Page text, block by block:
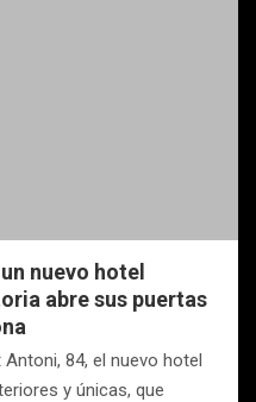
nuevo hotel
abre sus puertas
84, el nuevo hotel
y únicas, que